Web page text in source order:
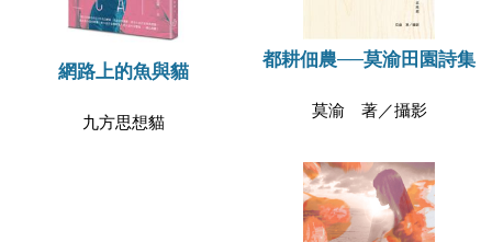
網路上的魚與貓
九方思想貓
都耕佃農──莫渝田園詩集
莫渝 著／攝影